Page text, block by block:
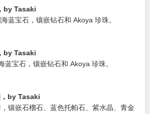
by Tasaki
蓝宝石，镶嵌钻石和 Akoya 珍珠。
by Tasaki
蓝宝石，镶嵌钻石和 Akoya 珍珠。
by Tasaki
镶嵌石榴石、蓝色托帕石、紫水晶、青金